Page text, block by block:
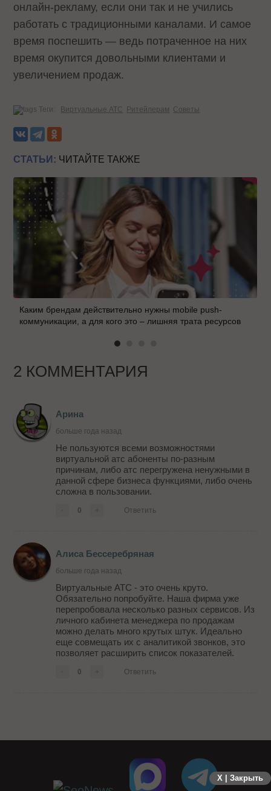
онлайн-рекламу, если они так и не учились
работать с традиционными каналами. И самое
время поспешить — ведь потраченное на них
время окупится довольными клиентами и
увеличением продаж.
Теги: Виртуальные АТС Ритейлерам Советы
СТАТЬИ: ЧИТАЙТЕ ТАКЖЕ
Каким брендам действительно нужны mobile push-
коммуникации, а для кого это – лишняя трата ресурсов
2 КОММЕНТАРИЯ
Арина
больше года назад
Не пользуются всеми возможностями
виртуальной атс абоненты по-разным
причинам, либо атс перегружена ненужными в
данной сфере бизнеса функциями, либо очень
сложна в пользовании.
0 Ответить
Алиса Бессеребряная
больше года назад
Виртуальные АТС - это очень круто.
Обязательно попробуйте. Наша фирма уже
перепробовала несколько разных сервисов. Из
личного кабинета менеджера по продажам
можно делать много крутых штук. Идеально
еще совмещать их с аналитикой звонков, это
позволяет расширить список показателей.
0 Ответить
X | Закрыть